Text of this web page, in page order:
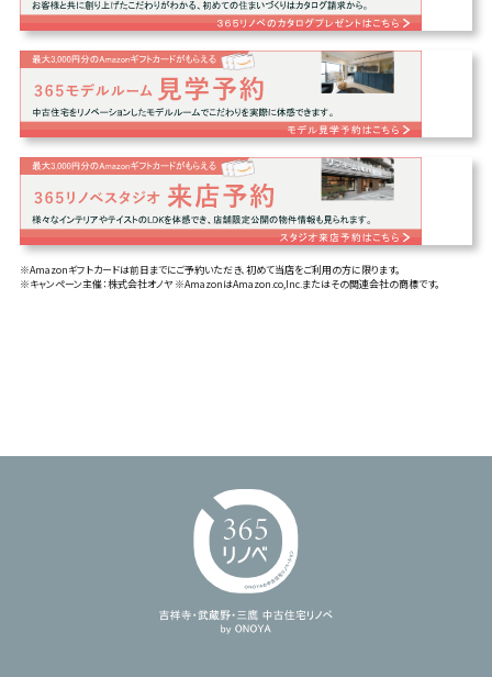
※Amazonギフトカードは前日までにご予約いただき、初めて当店をご利用の方に限ります。
※キャンペーン主催：株式会社オノヤ ※AmazonはAmazon.co,Inc.またはその関連会社の商標です。